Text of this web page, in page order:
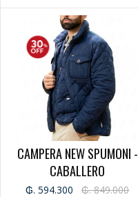
CAMPERA NEW SPUMONI -
CABALLERO
₲. 594.300 ₲. 849.000